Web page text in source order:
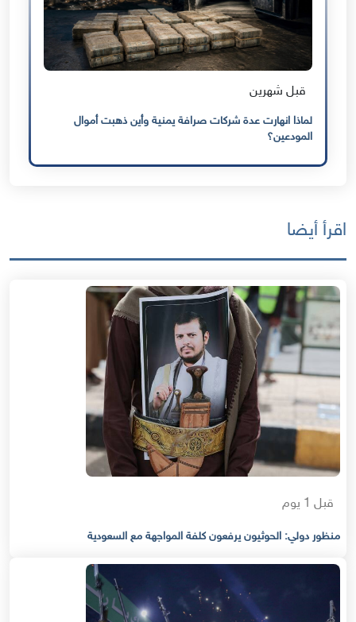
قبل شهرين
لماذا انهارت عدة شركات صرافة يمنية وأين ذهبت أموال
المودعين؟
اقرأ أيضا
قبل 1 يوم
منظور دولي: الحوثيون يرفعون كلفة المواجهة مع السعودية